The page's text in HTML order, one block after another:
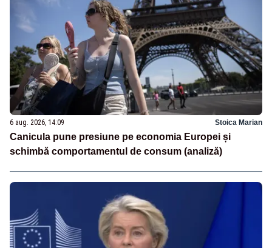
6 aug. 2026, 14:09 Stoica Marian
Canicula pune presiune pe economia Europei și
schimbă comportamentul de consum (analiză)